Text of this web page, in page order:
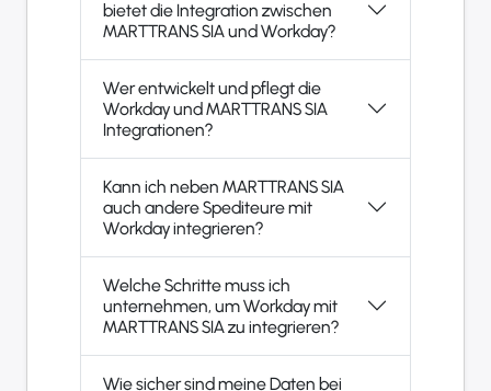
bietet die Integration zwischen
MARTTRANS SIA und Workday?
Wer entwickelt und pflegt die
Workday und MARTTRANS SIA
Integrationen?
Kann ich neben MARTTRANS SIA
auch andere Spediteure mit
Workday integrieren?
Welche Schritte muss ich
unternehmen, um Workday mit
MARTTRANS SIA zu integrieren?
Wie sicher sind meine Daten bei